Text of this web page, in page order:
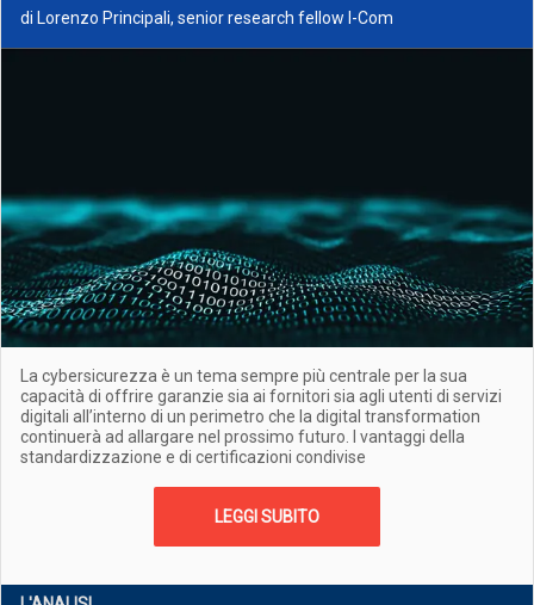
di Lorenzo Principali, senior research fellow I-Com
La cybersicurezza è un tema sempre più centrale per la sua
capacità di offrire garanzie sia ai fornitori sia agli utenti di servizi
digitali all’interno di un perimetro che la digital transformation
continuerà ad allargare nel prossimo futuro. I vantaggi della
standardizzazione e di certificazioni condivise
LEGGI SUBITO